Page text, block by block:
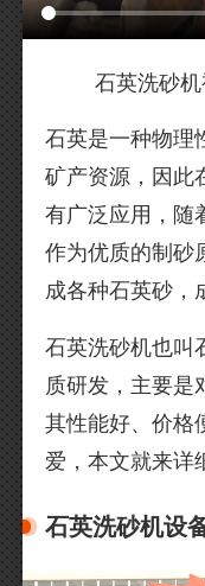
石英洗砂
石英是一种物理
矿产资源，因此
有广泛应用，随
作为优质的制砂
成各种石英砂，
石英洗砂机也叫
质研发，主要是
其性能好、价格
爱，本文就来详
石英洗砂机设